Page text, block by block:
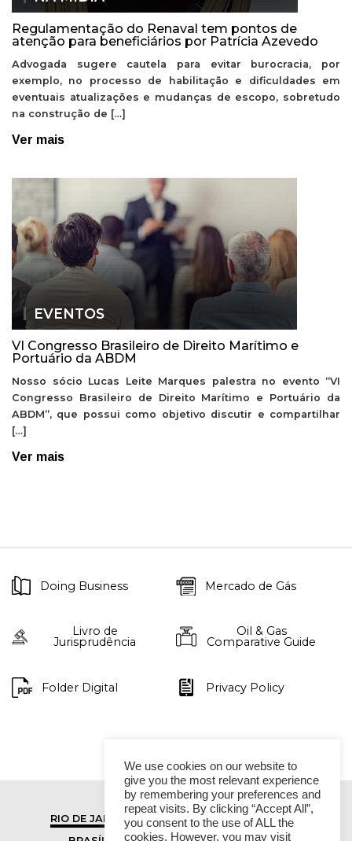
Regulamentação do Renaval tem pontos de
atenção para beneficiários por Patrícia Azevedo
Advogada sugere cautela para evitar burocracia, por
exemplo, no processo de habilitação e dificuldades em
eventuais atualizações e mudanças de escopo, sobretudo
na construção de […]
Ver mais
EVENTOS
VI Congresso Brasileiro de Direito Marítimo e
Portuário da ABDM
Nosso sócio Lucas Leite Marques palestra no evento “VI
Congresso Brasileiro de Direito Marítimo e Portuário da
ABDM”, que possui como objetivo discutir e compartilhar
[…]
Ver mais
Doing Business Mercado de Gás
Livro de
Jurisprudência
Oil & Gas
Comparative Guide
Folder Digital Privacy Policy
RIO DE JANEIRO
SÃO PAULO
We use cookies on our website to
give you the most relevant experience
by remembering your preferences and
repeat visits. By clicking “Accept All”,
you consent to the use of ALL the
cookies. However, you may visit